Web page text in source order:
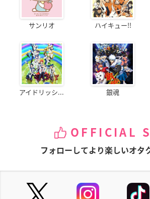
サンリオ ハイキュー!!
アイドリッシ... 銀魂
OFFICIAL
フォローしてより楽しいオタ